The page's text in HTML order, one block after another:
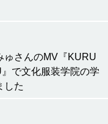
ゅさんのMV『KURU
で文化服装学院の学
した